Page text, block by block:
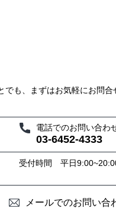
でも、まずはお気軽にお問合
電話でのお問い合わ
03-6452-4333
受付時間 平日
メールでのお問い合